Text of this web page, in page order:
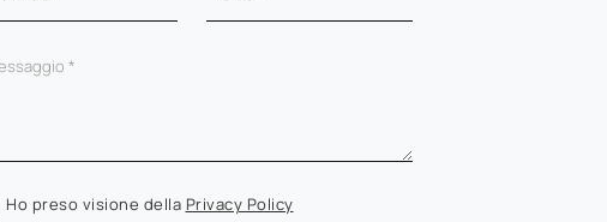
Ho preso visione della Privacy Policy